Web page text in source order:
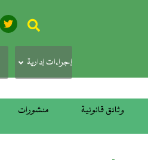
إجراءات إدارية
وثائق قانونية منشورات